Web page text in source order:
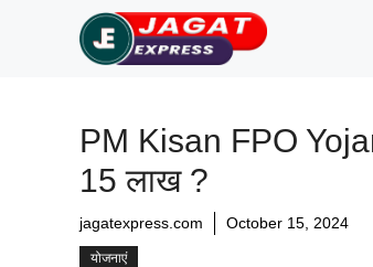
PM Kisan FPO
15 लाख ?
jagatexpress.com October 15, 2024
योजनाएं